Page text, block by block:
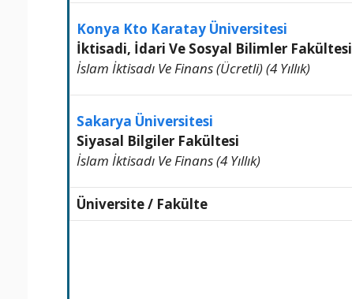
Konya Kto Karatay Üniversitesi
İktisadi, İdari Ve Sosyal Bilimler Fakültesi
İslam İktisadı Ve Finans (Ücretli) (4 Yıllık)
Sakarya Üniversitesi
Siyasal Bilgiler Fakültesi
İslam İktisadı Ve Finans (4 Yıllık)
Üniversite / Fakülte